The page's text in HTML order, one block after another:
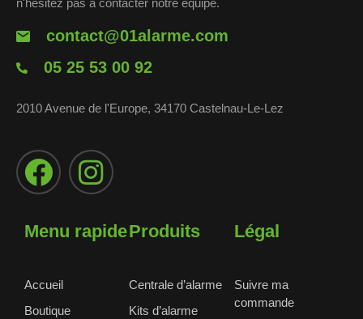
n'hésitez pas à contacter notre équipe.
contact@01alarme.com
05 25 53 00 92
2010 Avenue de l'Europe, 34170 Castelnau-Le-Lez
Menu rapide
Accueil
Boutique
Produits
Centrale d’alarme
Kits d’alarme
Légal
Suivre ma
commande